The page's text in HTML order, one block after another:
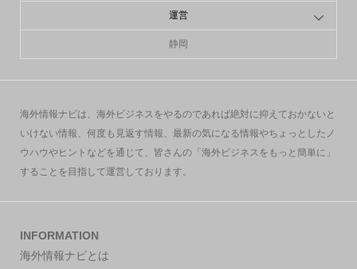
運営
静岡
海外情報ナビは、海外ビジネスをやるのであれば絶対に抑えておかないと
いけない情報、何度も見返す情報、最新の気になる情報やちょっとしたノ
ウハウやヒントなどを通じて、皆さんの「海外ビジネスをもっと簡単に」
することを目指して運営しております。
INFORMATION
海外情報ナビとは